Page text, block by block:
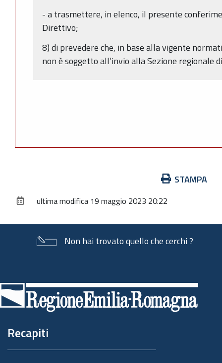
- a trasmettere, in elenco, il presente
Direttivo;
8) di prevedere che, in base alla vigente
non è soggetto all’invio alla Sezione regionale
documento
STAMPA
ultima modifica 19 maggio 2023 20:22
Non hai trovato quello che cerchi ?
di
pagina
Recapiti